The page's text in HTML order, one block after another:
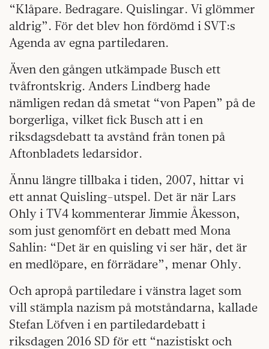
“Klåpare. Bedragare. Quislingar. Vi glömmer
aldrig”. För det blev hon fördömd i SVT:s
Agenda av egna partiledaren.
Även den gången utkämpade Busch ett
tvåfrontskrig. Anders Lindberg hade
nämligen redan då smetat “von Papen” på de
borgerliga, vilket fick Busch att i en
riksdagsdebatt ta avstånd från tonen på
Aftonbladets ledarsidor.
Ännu längre tillbaka i tiden, 2007, hittar vi
ett annat Quisling-utspel. Det är när Lars
Ohly i TV4 kommenterar Jimmie Åkesson,
som just genomfört en debatt med Mona
Sahlin: “Det är en quisling vi ser här, det är
en medlöpare, en förrädare”, menar Ohly.
Och apropå partiledare i vänstra laget som
vill stämpla nazism på motståndarna, kallade
Stefan Löfven i en partiledardebatt i
riksdagen 2016 SD för ett “nazistiskt och